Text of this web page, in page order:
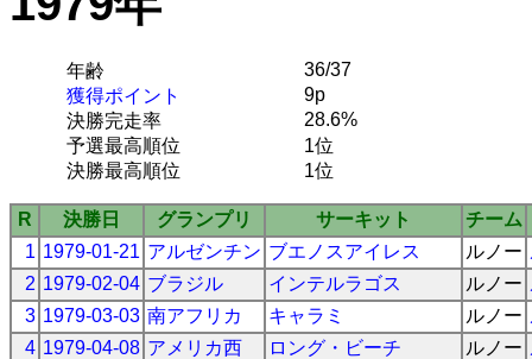
年齢
36/37
獲得ポイント
9p
決勝完走率
28.6%
予選最高順位
1位
決勝最高順位
1位
R 決勝日 グランプリ サーキット
チーム
1 1979-01-21 アルゼンチン ブエノスアイレス ルノー
2 1979-02-04 ブラジル インテルラゴス ルノー
3 1979-03-03 南アフリカ キャラミ ルノー
4 1979-04-08 アメリカ西 ロング・ビーチ ルノー